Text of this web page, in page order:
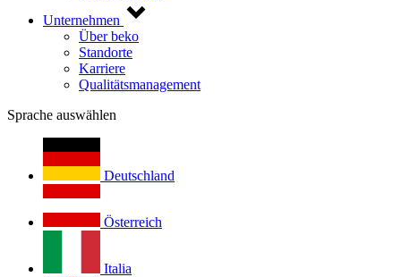
Unternehmen
Über beko
Standorte
Karriere
Qualitätsmanagement
Sprache auswählen
Deutschland
Österreich
Italia